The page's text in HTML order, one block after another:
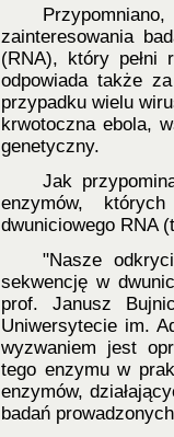
zainteresowania
(RNA), który pełni
odpowiada także
przypadku wielu
krwotoczna ebola,
genetyczny.
Jak
enzymów,
dwuniciowego RNA
"Nasze
sekwencję w
prof. Janusz
Uniwersytecie im.
wyzwaniem jest
tego enzymu w
enzymów,
badań